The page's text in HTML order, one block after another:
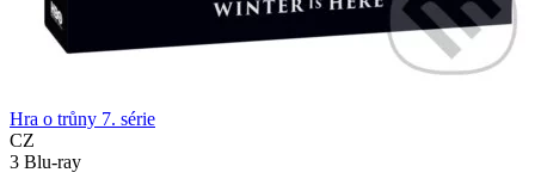
Hra o trůny 7. série
CZ
3 Blu-ray